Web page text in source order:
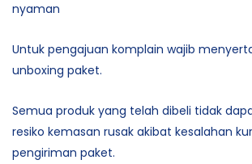
nyaman
Untuk pengajuan komplain wajib
unboxing paket.
Semua produk yang telah dibeli tidak
resiko kemasan rusak akibat kesalahan
pengiriman paket.